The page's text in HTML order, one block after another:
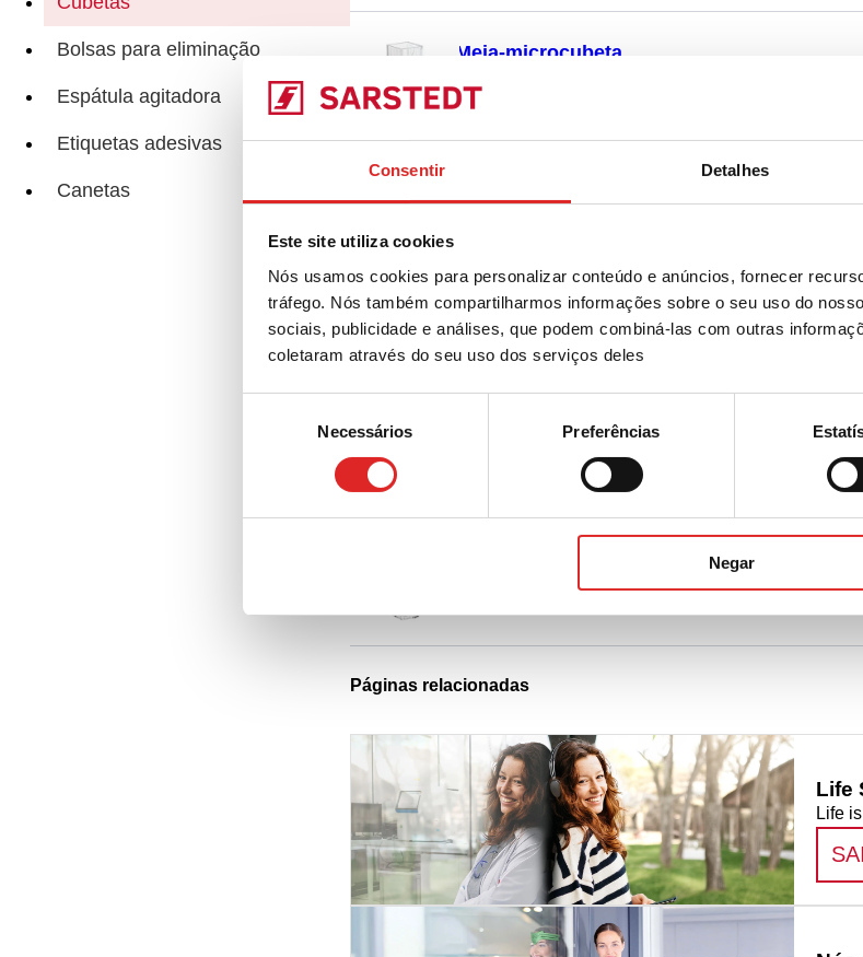
Consentir Detalhes
Este site utiliza cookies
Nós usamos cookies para personalizar conteúdo e anúncios, fornecer
tráfego. Nós também compartilharmos informações sobre o seu uso do
sociais, publicidade e análises, que podem combiná-las com outras
coletaram através do seu uso dos serviços deles
consentimento
Necessários Preferências
Negar
Bolsas para eliminação
Espátula agitadora
Etiquetas adesivas
Canetas
Meia-microcubeta
Cubetas disponíveis para medições de
Páginas relacionadas
Life
Life